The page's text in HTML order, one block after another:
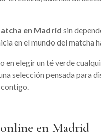
en Madrid sin
en el mundo del
elegir un té verde
selección pensada para
en Madrid